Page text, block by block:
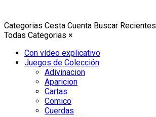
Categorias Cesta Cuenta Buscar Recientes
Todas Categorias ×
Con vídeo explicativo
Juegos de Colección
Adivinacion
Aparicion
Cartas
Comico
Cuerdas